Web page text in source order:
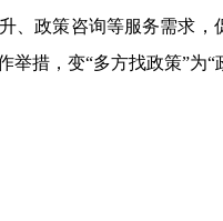
、政策咨询等服务需求
举措，变“多方找政策”为